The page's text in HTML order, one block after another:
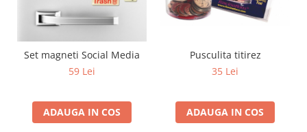
Set magneti Social Media
59 Lei
ADAUGA IN COS
Pusculita titirez
35 Lei
ADAUGA IN COS